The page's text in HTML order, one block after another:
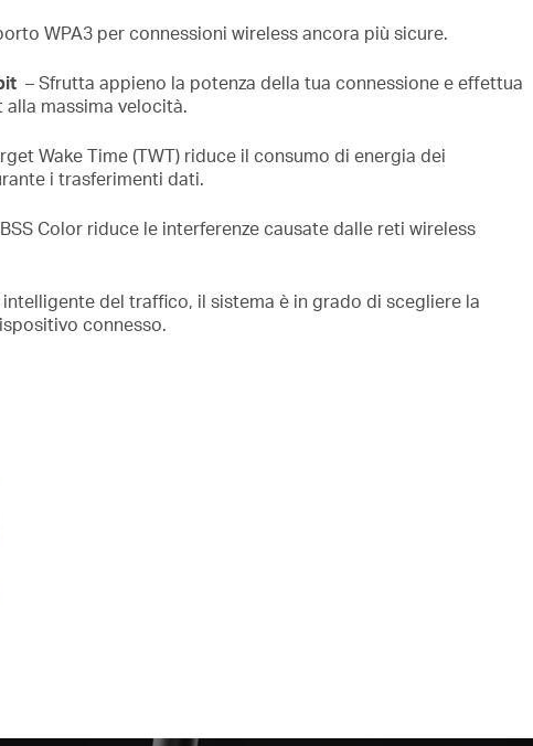
WPA3 per connessioni wireless ancora più sicure.
– Sfrutta appieno la potenza della tua connessione e effettua
massima velocità.
Wake Time (TWT) riduce il consumo di energia dei
i trasferimenti dati.
Color riduce le interferenze causate dalle reti wireless
intelligente del traffico, il sistema è in grado di scegliere la
connesso.